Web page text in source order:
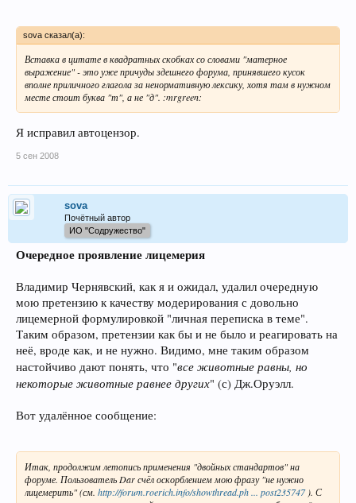
sova сказал(а):
Вставка в цитате в квадратных скобках со словами "матерное
выражение" - это уже причуды здешнего форума, принявшего кусок
вполне приличного глагола за ненормативную лексику, хотя там в нужном
месте стоит буква "т", а не "д". :mrgreen:
Я исправил автоцензор.
5 сен 2008
sova
Почётный автор
ИО "Содружество"
Очередное проявление лицемерия
Владимир Чернявский, как я и ожидал, удалил очередную
мою претензию к качеству модерирования с довольно
лицемерной формулировкой "личная переписка в теме".
Таким образом, претензии как бы и не было и реагировать на
неё, вроде как, и не нужно. Видимо, мне таким образом
настойчиво дают понять, что "все животные равны, но
некоторые животные равнее других" (с) Дж.Оруэлл.
Вот удалённое сообщение:
Итак, продолжим летопись применения "двойных стандартов" на
форуме. Пользователь Dar счёл оскорблением мою фразу "не нужно
лицемерить" (см. http://forum.roerich.info/showthread.ph ... post235747). С